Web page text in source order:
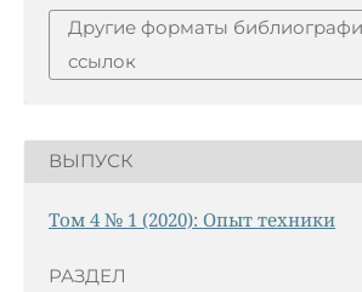
Другие форматы
ссылок
ВЫПУСК
Том 4 № 1 (2020): Опыт техники
РАЗДЕЛ